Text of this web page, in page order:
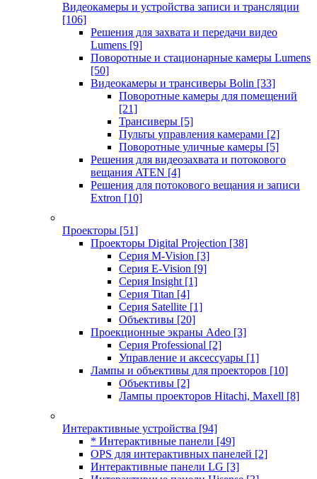
Видеокамеры и устройства записи и трансляции
[106]
Решения для захвата и передачи видео
Lumens [9]
Поворотные и стационарные камеры Lumens
[50]
Видеокамеры и трансиверы Bolin [33]
Поворотные камеры для помещений
[21]
Трансиверы [5]
Пульты управления камерами [2]
Поворотные уличные камеры [5]
Решения для видеозахвата и потокового
вещания ATEN [4]
Решения для потокового вещания и записи
Extron [10]
Проекторы [51]
Проекторы Digital Projection [38]
Серия M-Vision [3]
Серия E-Vision [9]
Серия Insight [1]
Серия Titan [4]
Серия Satellite [1]
Объективы [20]
Проекционные экраны Adeo [3]
Серия Professional [2]
Управление и аксессуары [1]
Лампы и объективы для проекторов [10]
Объективы [2]
Лампы проекторов Hitachi, Maxell [8]
Интерактивные устройства [94]
* Интерактивные панели [49]
OPS для интерактивных панелей [2]
Интерактивные панели LG [3]